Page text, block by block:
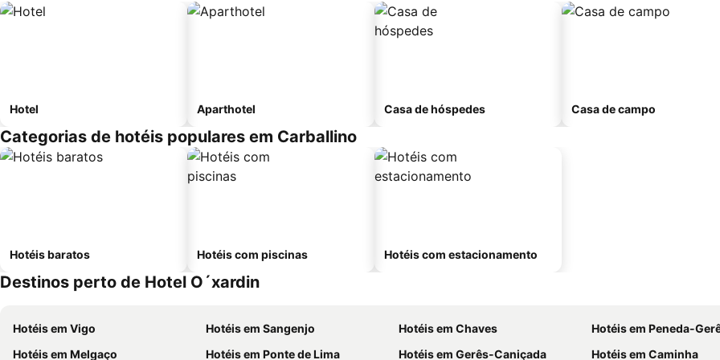
Hotel Aparthotel Casa de hóspedes Casa de campo
Categorias de hotéis populares em Carballino
Hotéis baratos Hotéis com piscinas Hotéis com estacionamento
Destinos perto de Hotel O´xardin
Hotéis em Vigo Hotéis em Sangenjo Hotéis em Chaves
Hotéis em Peneda-
Hotéis em Melgaço
Hotéis em Ponte de Lima Hotéis em Gerês-Caniçada Hotéis em Caminha